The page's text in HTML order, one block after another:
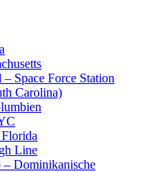
– Space Force Station
Carolina)
Line
– Dominikanische